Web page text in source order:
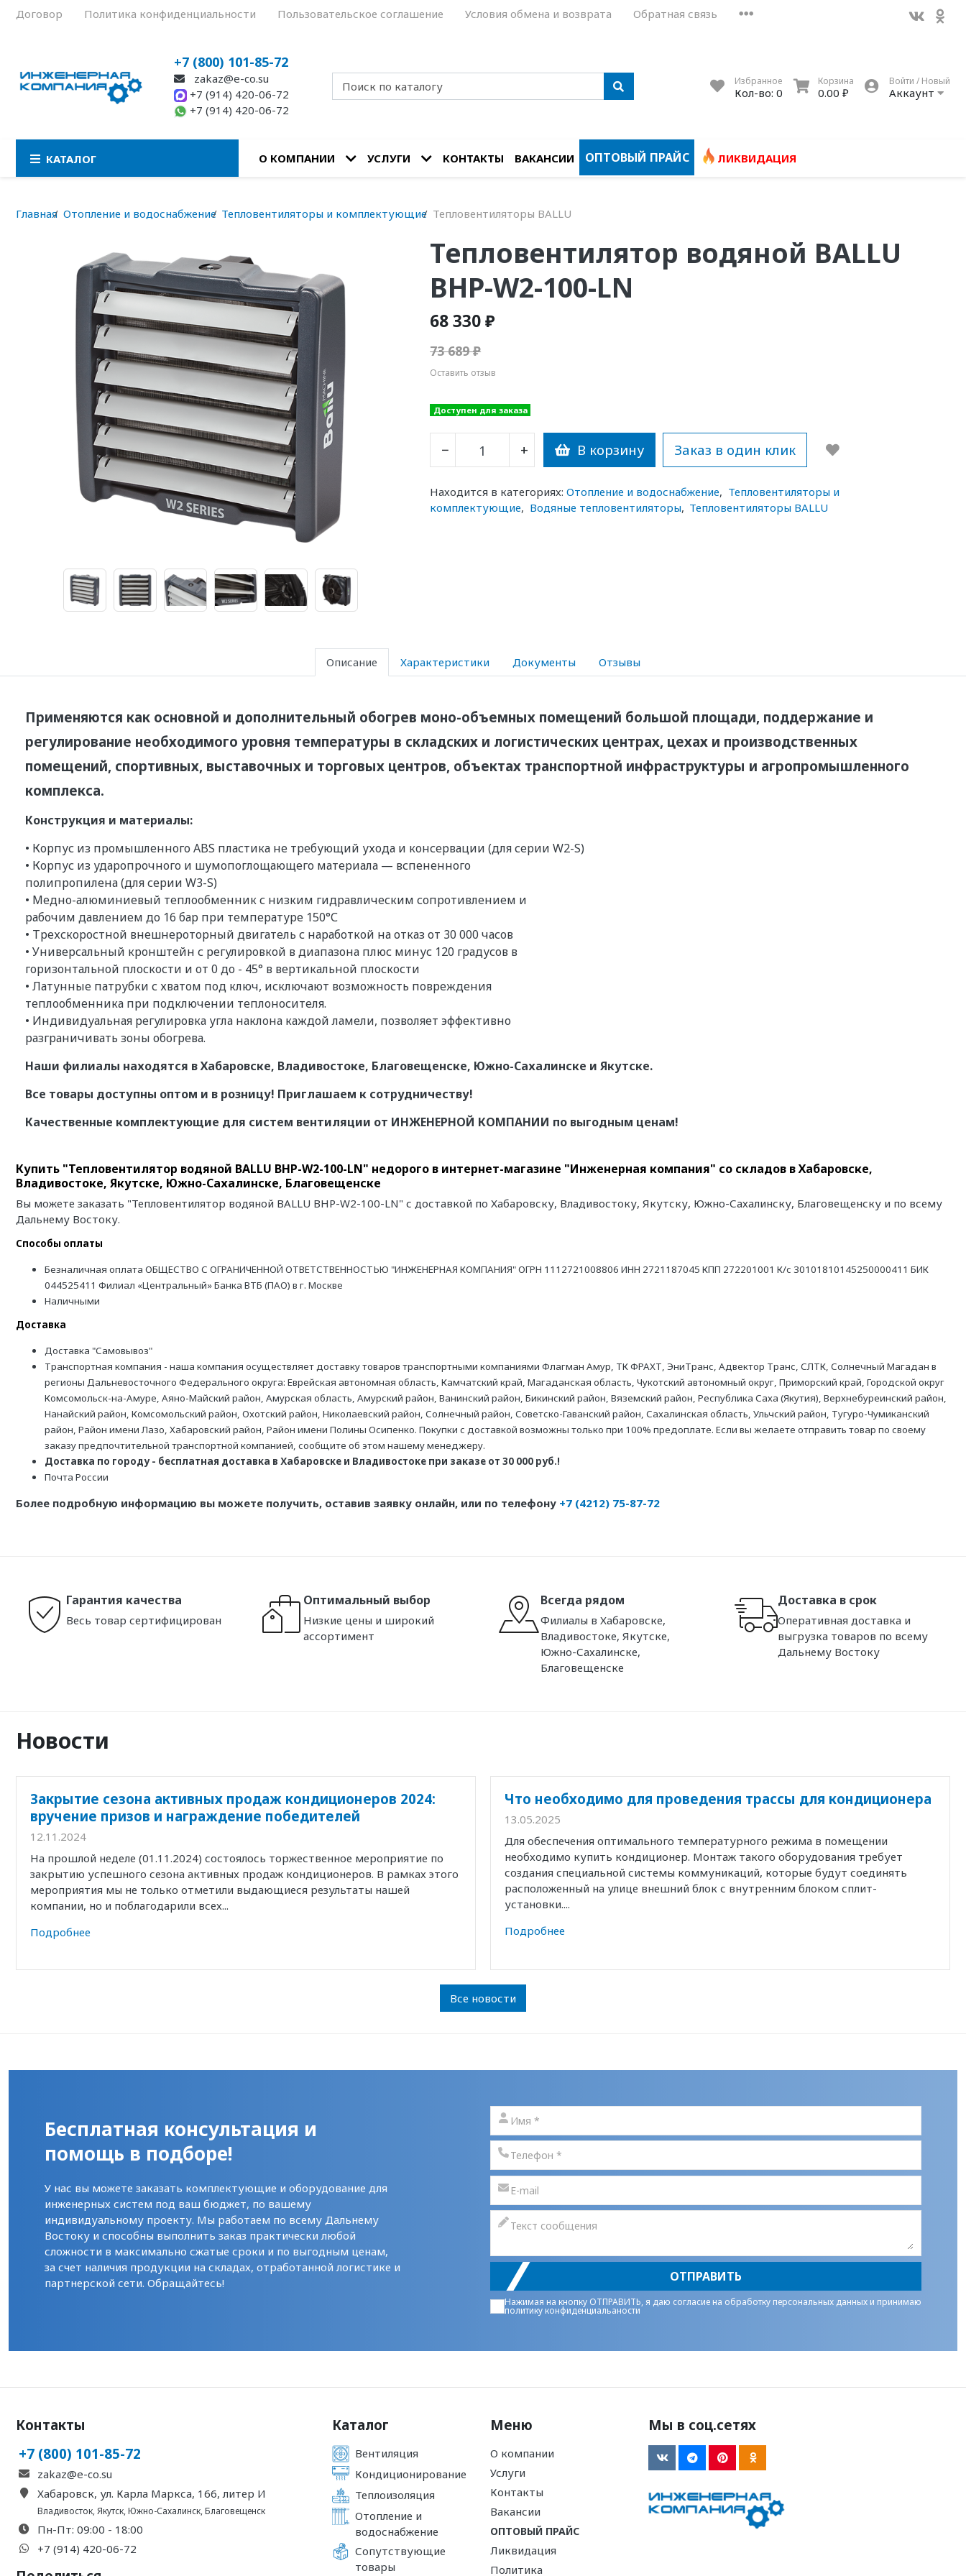
Договор Политика конфиденциальности Пользовательское соглашение Условия обмена и возврата Обратная связь
+7 (800) 101-85-72
zakaz@e-co.su
+7 (914) 420-06-72
+7 (914) 420-06-72
Избранное
Кол-во: 0
Корзина
0.00 ₽
Войти / Новый
Аккаунт
КАТАЛОГ О КОМПАНИИ УСЛУГИ КОНТАКТЫ ВАКАНСИИ ОПТОВЫЙ ПРАЙС ЛИКВИДАЦИЯ
Главная Отопление и водоснабжение Тепловентиляторы и комплектующие Тепловентиляторы BALLU
Тепловентилятор водяной BALLU
BHP-W2-100-LN
68 330 ₽
73 689 ₽
Оставить отзыв
Доступен для заказа
− + В корзину Заказ в один клик
Находится в категориях: Отопление и водоснабжение, Тепловентиляторы и
комплектующие, Водяные тепловентиляторы, Тепловентиляторы BALLU
Описание Характеристики Документы Отзывы
Применяются как основной и дополнительный обогрев моно-объемных помещений большой площади, поддержание и
регулирование необходимого уровня температуры в складских и логистических центрах, цехах и производственных
помещений, спортивных, выставочных и торговых центров, объектах транспортной инфраструктуры и агропромышленного
комплекса.
Конструкция и материалы:
• Корпус из промышленного ABS пластика не требующий ухода и консервации (для серии W2-S)
• Корпус из ударопрочного и шумопоглощающего материала — вспененного
полипропилена (для серии W3-S)
• Медно-алюминиевый теплообменник с низким гидравлическим сопротивлением и
рабочим давлением до 16 бар при температуре 150°С
• Трехскоростной внешнероторный двигатель с наработкой на отказ от 30 000 часов
• Универсальный кронштейн с регулировкой в диапазона плюс минус 120 градусов в
горизонтальной плоскости и от 0 до - 45° в вертикальной плоскости
• Латунные патрубки с хватом под ключ, исключают возможность повреждения
теплообменника при подключении теплоносителя.
• Индивидуальная регулировка угла наклона каждой ламели, позволяет эффективно
разграничивать зоны обогрева.
Наши филиалы находятся в Хабаровске, Владивостоке, Благовещенске, Южно-Сахалинске и Якутске.
Все товары доступны оптом и в розницу! Приглашаем к сотрудничеству!
Качественные комплектующие для систем вентиляции от ИНЖЕНЕРНОЙ КОМПАНИИ по выгодным ценам!
Купить "Тепловентилятор водяной BALLU BHP-W2-100-LN" недорого в интернет-магазине "Инженерная компания" со складов в Хабаровске,
Владивостоке, Якутске, Южно-Сахалинске, Благовещенске
Вы можете заказать "Тепловентилятор водяной BALLU BHP-W2-100-LN" с доставкой по Хабаровску, Владивостоку, Якутску, Южно-Сахалинску, Благовещенску и по всему
Дальнему Востоку.
Способы оплаты
Безналичная оплата ОБЩЕСТВО С ОГРАНИЧЕННОЙ ОТВЕТСТВЕННОСТЬЮ "ИНЖЕНЕРНАЯ КОМПАНИЯ" ОГРН 1112721008806 ИНН 2721187045 КПП 272201001 К/с 30101810145250000411 БИК
044525411 Филиал «Центральный» Банка ВТБ (ПАО) в г. Москве
Наличными
Доставка
Доставка "Самовывоз"
Транспортная компания - наша компания осуществляет доставку товаров транспортными компаниями Флагман Амур, ТК ФРАХТ, ЭниТранс, Адвектор Транс, СЛТК, Солнечный Магадан в
регионы Дальневосточного Федерального округа: Еврейская автономная область, Камчатский край, Магаданская область, Чукотский автономный округ, Приморский край, Городской округ
Комсомольск-на-Амуре, Аяно-Майский район, Амурская область, Амурский район, Ванинский район, Бикинский район, Вяземский район, Республика Саха (Якутия), Верхнебуреинский район,
Нанайский район, Комсомольский район, Охотский район, Николаевский район, Солнечный район, Советско-Гаванский район, Сахалинская область, Ульчский район, Тугуро-Чумиканский
район, Район имени Лазо, Хабаровский район, Район имени Полины Осипенко. Покупки с доставкой возможны только при 100% предоплате. Если вы желаете отправить товар по своему
заказу предпочтительной транспортной компанией, сообщите об этом нашему менеджеру.
Доставка по городу - бесплатная доставка в Хабаровске и Владивостоке при заказе от 30 000 руб.!
Почта России
Более подробную информацию вы можете получить, оставив заявку онлайн, или по телефону +7 (4212) 75-87-72
Гарантия качества
Весь товар сертифицирован
Оптимальный выбор
Низкие цены и широкий
ассортимент
Всегда рядом
Филиалы в Хабаровске,
Владивостоке, Якутске,
Южно-Сахалинске,
Благовещенске
Доставка в срок
Оперативная доставка и
выгрузка товаров по всему
Дальнему Востоку
Новости
Закрытие сезона активных продаж кондиционеров 2024:
вручение призов и награждение победителей
12.11.2024
На прошлой неделе (01.11.2024) состоялось торжественное мероприятие по
закрытию успешного сезона активных продаж кондиционеров. В рамках этого
мероприятия мы не только отметили выдающиеся результаты нашей
компании, но и поблагодарили всех...
Подробнее
Что необходимо для проведения трассы для кондиционера
13.05.2025
Для обеспечения оптимального температурного режима в помещении
необходимо купить кондиционер. Монтаж такого оборудования требует
создания специальной системы коммуникаций, которые будут соединять
расположенный на улице внешний блок с внутренним блоком сплит-
установки....
Подробнее
Все новости
Бесплатная консультация и
помощь в подборе!
У нас вы можете заказать комплектующие и оборудование для
инженерных систем под ваш бюджет, по вашему
индивидуальному проекту. Мы работаем по всему Дальнему
Востоку и способны выполнить заказ практически любой
сложности в максимально сжатые сроки и по выгодным ценам,
за счет наличия продукции на складах, отработанной логистике и
партнерской сети. Обращайтесь!
ОТПРАВИТЬ
Нажимая на кнопку ОТПРАВИТЬ, я даю согласие на обработку персональных данных и принимаю
политику конфиденциальаности
Контакты
+7 (800) 101-85-72
zakaz@e-co.su
Хабаровск, ул. Карла Маркса, 166, литер И
Владивосток,Якутск,Южно-Сахалинск,Благовещенск
Пн-Пт: 09:00 - 18:00
+7 (914) 420-06-72
Каталог
Вентиляция
Кондиционирование
Теплоизоляция
Отопление и
водоснабжение
Сопутствующие
товары
Меню
О компании
Услуги
Контакты
Вакансии
ОПТОВЫЙ ПРАЙС
Ликвидация
Политика
Мы в соц.сетях